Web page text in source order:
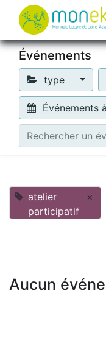
Événements
type
Événements
atelier
participatif
×
Aucun